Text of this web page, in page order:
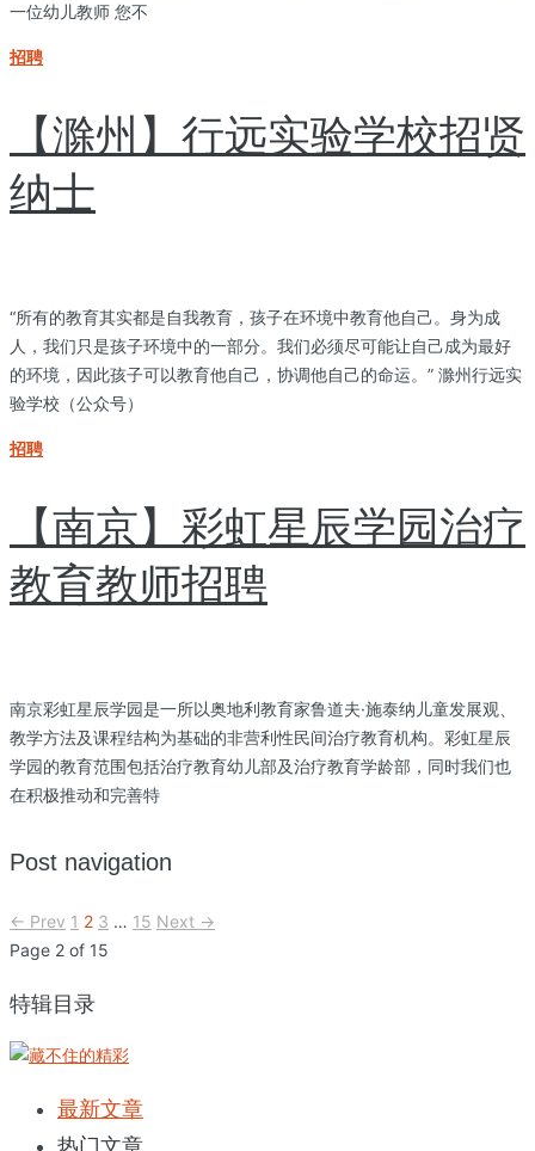
一位幼儿教师 您不
招聘
【滁州】行远实验学校招贤
纳士
“所有的教育其实都是自我教育，孩子在环境中教育他自己。身为成
人，我们只是孩子环境中的一部分。我们必须尽可能让自己成为最好
的环境，因此孩子可以教育他自己，协调他自己的命运。” 滁州行远实
验学校（公众号）
招聘
【南京】彩虹星辰学园治疗
教育教师招聘
南京彩虹星辰学园是一所以奥地利教育家鲁道夫·施泰纳儿童发展观、
教学方法及课程结构为基础的非营利性民间治疗教育机构。彩虹星辰
学园的教育范围包括治疗教育幼儿部及治疗教育学龄部，同时我们也
在积极推动和完善特
Post navigation
← Prev 1 2 3 … 15 Next →
Page 2 of 15
特辑目录
最新文章
热门文章